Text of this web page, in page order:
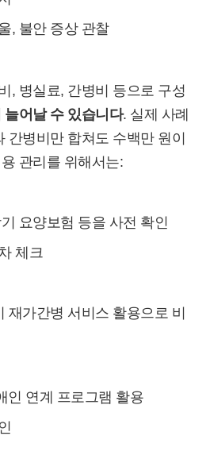
, 불안 증상 관찰
, 병실료, 간병비 등으로 구성
늘어날 수 있습니다. 실제 사례
간병비만 합쳐도 수백만 원이
관리를 위해서는:
요양보험 등을 사전 확인
체크
재가간병 서비스 활용으로 비
인 연계 프로그램 활용